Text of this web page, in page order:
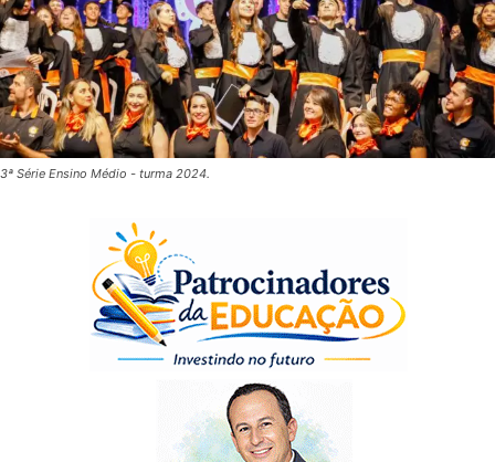
3ª Série Ensino Médio - turma 2024.